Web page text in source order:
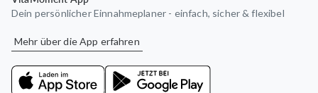
Dein persönlicher Einnahmeplaner - einfach, sicher & flexibel
Mehr über die App erfahren